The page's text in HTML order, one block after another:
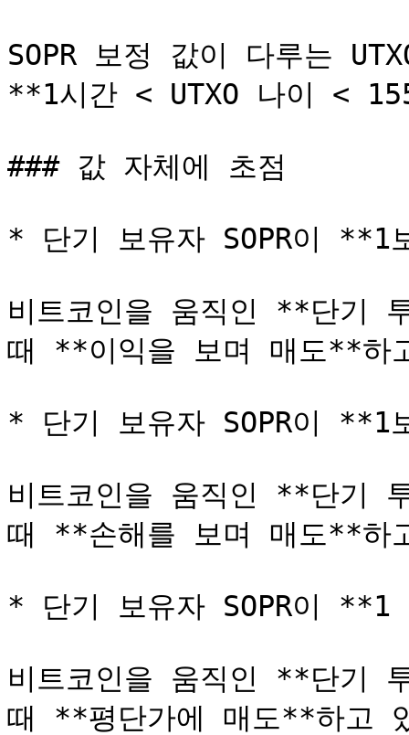
SOPR 보정 값이 다루는
**1시간 < UTXO 나이 <
### 값 자체에 초점
* 단기 보유자 SOPR이
비트코인을 움직인 **단기
때 **이익을 보며 매도**하
* 단기 보유자 SOPR이
비트코인을 움직인 **단기
때 **손해를 보며 매도**하
* 단기 보유자 SOPR이
비트코인을 움직인 **단기
때 **평단가에 매도**하고